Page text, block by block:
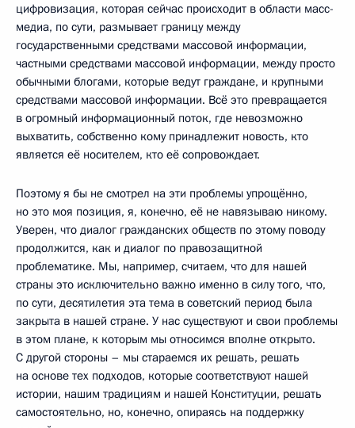
цифровизация, которая сейчас происходит в области масс-
медиа, по сути, размывает границу между
государственными средствами массовой информации,
частными средствами массовой информации, между просто
обычными блогами, которые ведут граждане, и крупными
средствами массовой информации. Всё это превращается
в огромный информационный поток, где невозможно
выхватить, собственно кому принадлежит новость, кто
является её носителем, кто её сопровождает.
Поэтому я бы не смотрел на эти проблемы упрощённо,
но это моя позиция, я, конечно, её не навязываю никому.
Уверен, что диалог гражданских обществ по этому поводу
продолжится, как и диалог по правозащитной
проблематике. Мы, например, считаем, что для нашей
страны это исключительно важно именно в силу того, что,
по сути, десятилетия эта тема в советский период была
закрыта в нашей стране. У нас существуют и свои проблемы
в этом плане, к которым мы относимся вполне открыто.
С другой стороны – мы стараемся их решать, решать
на основе тех подходов, которые соответствуют нашей
истории, нашим традициям и нашей Конституции, решать
самостоятельно, но, конечно, опираясь на поддержку